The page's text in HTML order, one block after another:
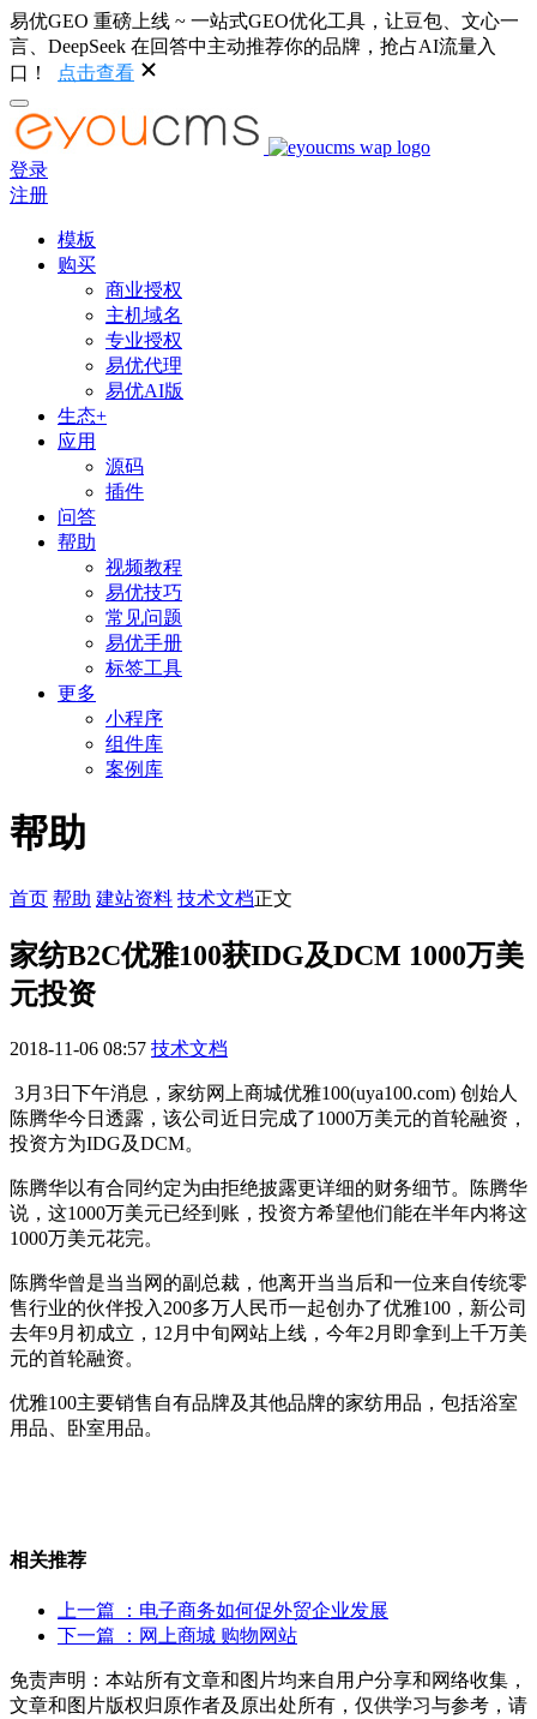
易优GEO 重磅上线 ~ 一站式GEO优化工具，让豆包、文心一
言、DeepSeek 在回答中主动推荐你的品牌，抢占AI流量入
口！
点击查看
登录
注册
模板
购买
商业授权
主机域名
专业授权
易优代理
易优AI版
生态+
应用
源码
插件
问答
帮助
视频教程
易优技巧
常见问题
易优手册
标签工具
更多
小程序
组件库
案例库
帮助
首页 帮助 建站资料 技术文档正文
家纺B2C优雅100获IDG及DCM 1000万美
元投资
2018-11-06 08:57 技术文档
3月3日下午消息，家纺网上商城优雅100(uya100.com) 创始人
陈腾华今日透露，该公司近日完成了1000万美元的首轮融资，
投资方为IDG及DCM。
陈腾华以有合同约定为由拒绝披露更详细的财务细节。陈腾华
说，这1000万美元已经到账，投资方希望他们能在半年内将这
1000万美元花完。
陈腾华曾是当当网的副总裁，他离开当当后和一位来自传统零
售行业的伙伴投入200多万人民币一起创办了优雅100，新公司
去年9月初成立，12月中旬网站上线，今年2月即拿到上千万美
元的首轮融资。
优雅100主要销售自有品牌及其他品牌的家纺用品，包括浴室
用品、卧室用品。
相关推荐
上一篇
：电子商务如何促外贸企业发展
下一篇
：网上商城 购物网站
免责声明：本站所有文章和图片均来自用户分享和网络收集，
文章和图片版权归原作者及原出处所有，仅供学习与参考，请